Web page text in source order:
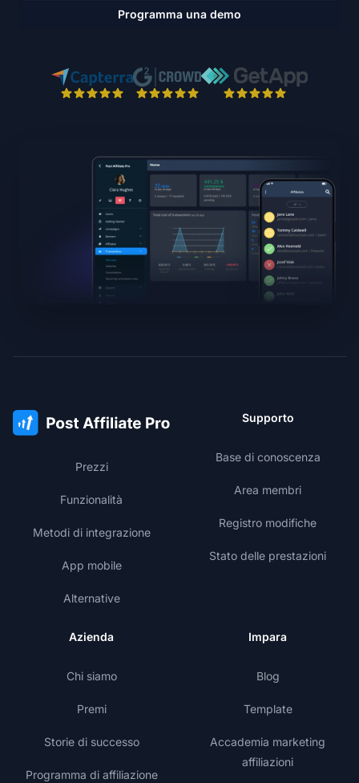
Programma una demo
Prezzi
Funzionalità
Metodi di integrazione
App mobile
Alternative
Supporto
Base di conoscenza
Area membri
Registro modifiche
Stato delle prestazioni
Azienda
Chi siamo
Premi
Storie di successo
Programma di affiliazione
Impara
Blog
Template
Accademia marketing
affiliazioni